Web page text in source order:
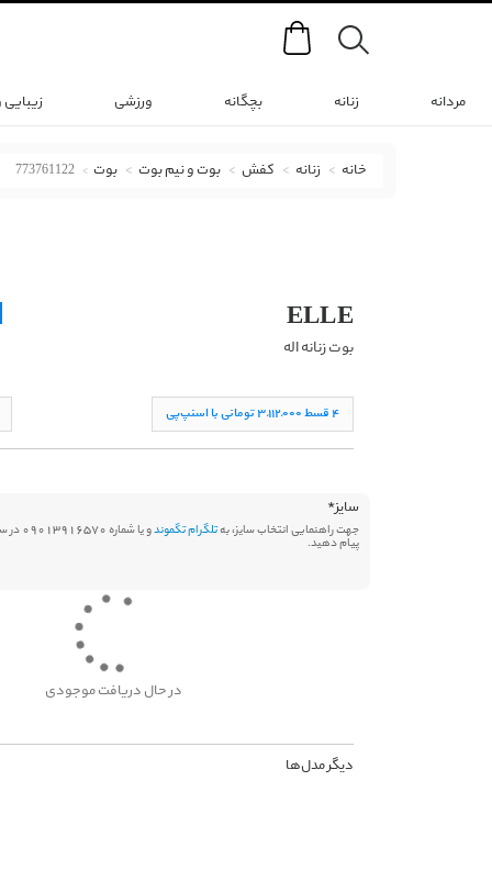
Search
مردانه زنانه بچگانه ورزشی
خانه زنانه کفش بوت و نیم بوت بوت 773761122
ELLE
بوت زنانه اله
۴ قسط ۳,١١۲,۰۰۰ تومانی با اسنپ‌پی
سایز*
جهت راهنمایی انتخاب سایز، بهتلگرام تگموند و یا شماره
پیام دهید.
در حال دریافت موجودی
دیگر مدل‌ها